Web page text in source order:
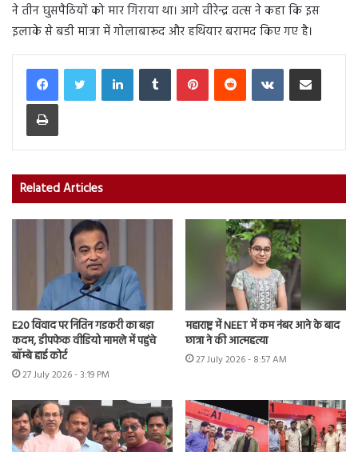
ने तीन घुसपैठियों को मार गिराया था। आगे वीरेन्‍द्र वत्‍स ने कहा कि इस
इलाके से बडी मात्रा में गोलाबारूद और हथियार बरामद किए गए है।
LinkedInTumblr PinterestReddit VKontakteShare via Email
Print
Related Articles
E20 विवाद पर नितिन गडकरी का बड़ा
कदम, डीपफेक वीडियो मामले में पहुंचे
बॉम्बे हाई कोर्ट
27 July 2026 - 3:19 PM
महाराष्ट्र में NEET में कम नंबर आने के बाद
छात्रा ने की आत्महत्या
27 July 2026 - 8:57 AM